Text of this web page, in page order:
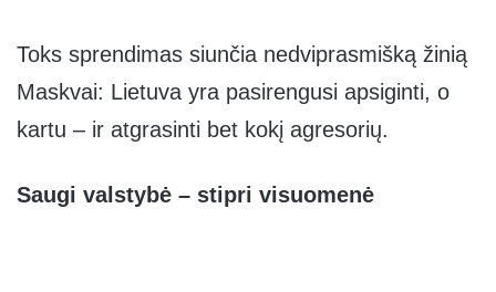
Toks sprendimas siunčia nedviprasmišką žinią
Maskvai: Lietuva yra pasirengusi apsiginti, o
kartu – ir atgrasinti bet kokį agresorių.
Saugi valstybė – stipri visuomenė